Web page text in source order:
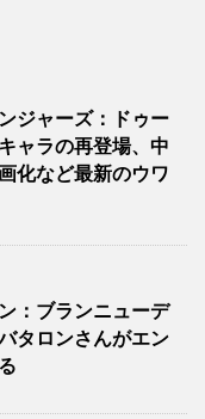
ジャーズ：ドゥー
ャラの再登場、中
化など最新のウワ
：ブランニューデ
タロンさんがエン